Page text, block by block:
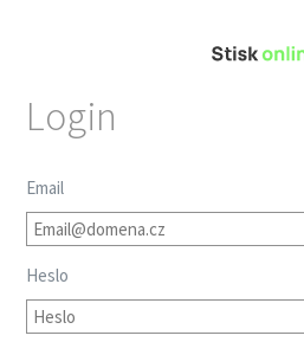
Login
Email
Heslo